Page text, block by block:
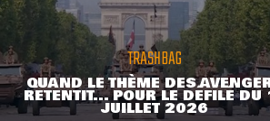
TRASHBAG
QUAND LE THÈME DES
RETENTIT... POUR LE DÉFILÉ DU
JUILLET 2026